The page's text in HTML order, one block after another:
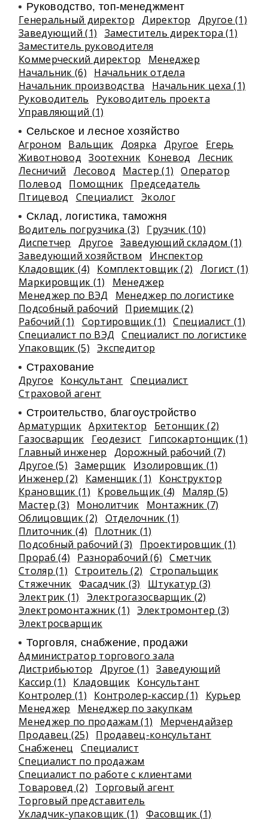
Руководство, топ-менеджмент
Генеральный директор Директор
Другое (1)
Заведующий (1)
Заместитель директора (1)
Заместитель руководителя
Коммерческий директор
Менеджер
Начальник (6)
Начальник отдела
Начальник производства
Начальник цеха (1)
Руководитель
Руководитель проекта
Управляющий (1)
Сельское и лесное хозяйство
Агроном Вальщик Доярка Другое
Егерь
Животновод
Зоотехник Коневод
Лесник
Лесничий
Лесовод Мастер (1)
Оператор
Полевод
Помощник Председатель
Птицевод
Специалист Эколог
Склад, логистика, таможня
Водитель погрузчика (3)
Грузчик (10)
Диспетчер
Другое Заведующий складом (1)
Заведующий хозяйством
Инспектор
Кладовщик (4)
Комплектовщик (2)
Логист (1)
Маркировщик (1)
Менеджер
Менеджер по ВЭД
Менеджер по логистике
Подсобный рабочий
Приемщик (2)
Рабочий (1)
Сортировщик (1)
Специалист (1)
Специалист по ВЭД
Специалист по логистике
Упаковщик (5)
Экспедитор
Страхование
Другое Консультант
Специалист
Страховой агент
Строительство, благоустройство
Арматурщик Архитектор
Бетонщик (2)
Газосварщик
Геодезист
Гипсокартонщик (1)
Главный инженер
Дорожный рабочий (7)
Другое (5)
Замерщик
Изолировщик (1)
Инженер (2)
Каменщик (1)
Конструктор
Крановщик (1)
Кровельщик (4)
Маляр (5)
Мастер (3)
Монолитчик
Монтажник (7)
Облицовщик (2)
Отделочник (1)
Плиточник (4)
Плотник (1)
Подсобный рабочий (3)
Проектировщик (1)
Прораб (4)
Разнорабочий (6)
Сметчик
Столяр (1)
Строитель (2)
Стропальщик
Стяжечник Фасадчик (3)
Штукатур (3)
Электрик (1)
Электрогазосварщик (2)
Электромонтажник (1)
Электромонтер (3)
Электросварщик
Торговля, снабжение, продажи
Администратор торгового зала
Дистрибьютор
Другое (1)
Заведующий
Кассир (1)
Кладовщик Консультант
Контролер (1)
Контролер-кассир (1)
Курьер
Менеджер
Менеджер по закупкам
Менеджер по продажам (1)
Мерчендайзер
Продавец (25)
Продавец-консультант
Снабженец
Специалист
Специалист по продажам
Специалист по работе с клиентами
Товаровед (2)
Торговый агент
Торговый представитель
Укладчик-упаковщик (1)
Фасовщик (1)